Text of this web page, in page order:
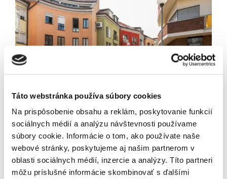
Táto webstránka používa súbory cookies
Na prispôsobenie obsahu a reklám, poskytovanie funkcií
sociálnych médií a analýzu návštevnosti používame
súbory cookie. Informácie o tom, ako používate naše
webové stránky, poskytujeme aj našim partnerom v
oblasti sociálnych médií, inzercie a analýzy. Títo partneri
môžu príslušné informácie skombinovať s ďalšími
sveta realít.
Odoslaním tohto formulára súhlasíte so
spracúvaním osobných údajov.